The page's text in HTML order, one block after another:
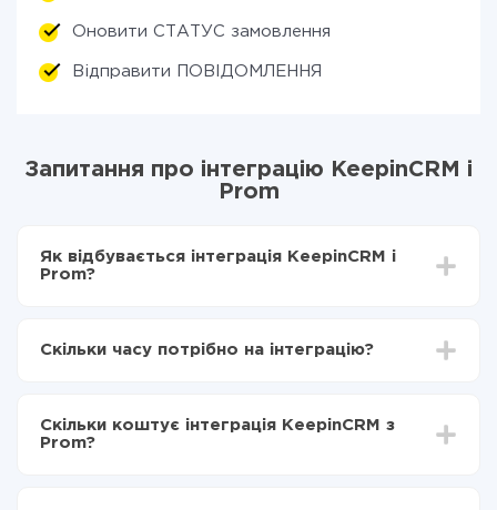
Оновити СТАТУС замовлення
Відправити ПОВІДОМЛЕННЯ
Запитання про інтеграцію KeepinCRM і
Prom
Як відбувається інтеграція KeepinCRM і
Prom?
Вибираєте які дані передавати з KeepinCRM в
Тепер дані будуть автоматично передаватися з
KeepinCRM в Prom
Скільки часу потрібно на інтеграцію?
становити від 5-ти до 30-хвилин. У середньому
налаштування займає 10-15 хвилин.
Скільки коштує інтеграція KeepinCRM з
Prom?